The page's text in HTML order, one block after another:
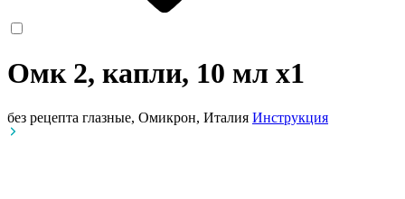
Омк 2, капли, 10 мл x1
без рецепта глазные, Омикрон, Италия Инструкция